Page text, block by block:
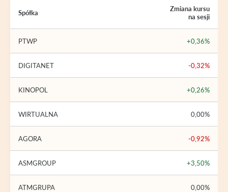
Spółka
Zmiana kursu
na sesji
PTWP +0,36%
DIGITANET -0,32%
KINOPOL +0,26%
WIRTUALNA 0,00%
AGORA -0,92%
ASMGROUP +3,50%
ATMGRUPA 0,00%